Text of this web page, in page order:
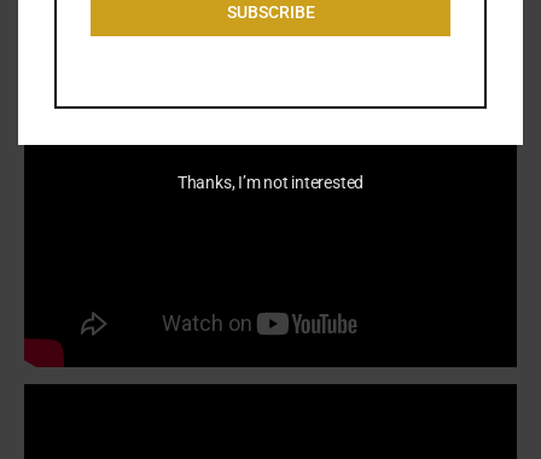
SUBSCRIBE
Thanks, I’m not interested